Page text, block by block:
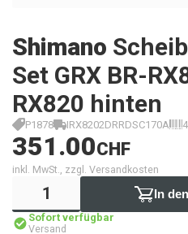
Shimano
Set GRX BR-
RX820 hinten
P1878 IRX8202DRRDSC170A
351.00CHF
inkl. MwSt., zzgl. Versandkosten
In
Sofort verfügbar
Versand